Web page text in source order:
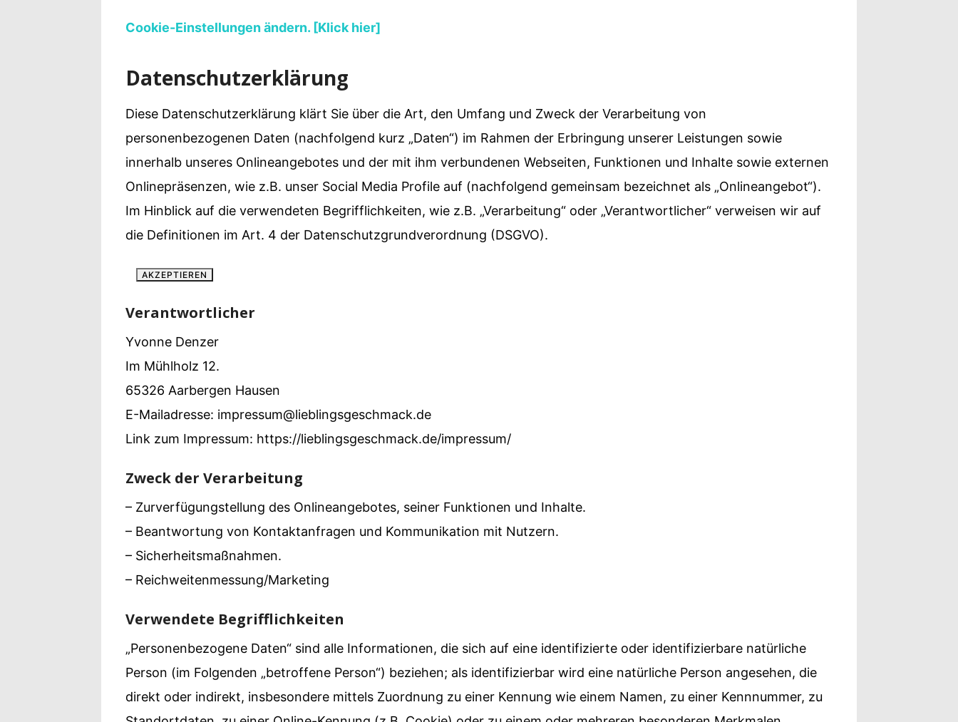
Yvonne
zeigt
Ihren
Lieblingsgeschmack
Cookie-Einstellungen ändern. [Klick hier]
Datenschutzerklärung
Diese Datenschutzerklärung klärt Sie über die Art, den Umfang und Zweck der Verarbeitung von
personenbezogenen Daten (nachfolgend kurz „Daten“) im Rahmen der Erbringung unserer Leistungen sowie
innerhalb unseres Onlineangebotes und der mit ihm verbundenen Webseiten, Funktionen und Inhalte sowie externen
Onlinepräsenzen, wie z.B. unser Social Media Profile auf (nachfolgend gemeinsam bezeichnet als „Onlineangebot“).
Im Hinblick auf die verwendeten Begrifflichkeiten, wie z.B. „Verarbeitung“ oder „Verantwortlicher“ verweisen wir auf
die Definitionen im Art. 4 der Datenschutzgrundverordnung (DSGVO).
AKZEPTIEREN
Verantwortlicher
Yvonne Denzer
Im Mühlholz 12.
65326 Aarbergen Hausen
E-Mailadresse: impressum@lieblingsgeschmack.de
Link zum Impressum: https://lieblingsgeschmack.de/impressum/
Zweck der Verarbeitung
– Zurverfügungstellung des Onlineangebotes, seiner Funktionen und Inhalte.
– Beantwortung von Kontaktanfragen und Kommunikation mit Nutzern.
– Sicherheitsmaßnahmen.
– Reichweitenmessung/Marketing
Verwendete Begrifflichkeiten
„Personenbezogene Daten“ sind alle Informationen, die sich auf eine identifizierte oder identifizierbare natürliche
Person (im Folgenden „betroffene Person“) beziehen; als identifizierbar wird eine natürliche Person angesehen, die
direkt oder indirekt, insbesondere mittels Zuordnung zu einer Kennung wie einem Namen, zu einer Kennnummer, zu